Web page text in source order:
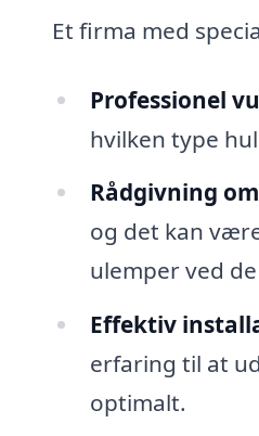
Et firma med
Professionel
hvilken type
Rådgivning
og det kan
ulemper ved
Effektiv
erfaring til at
optimalt.